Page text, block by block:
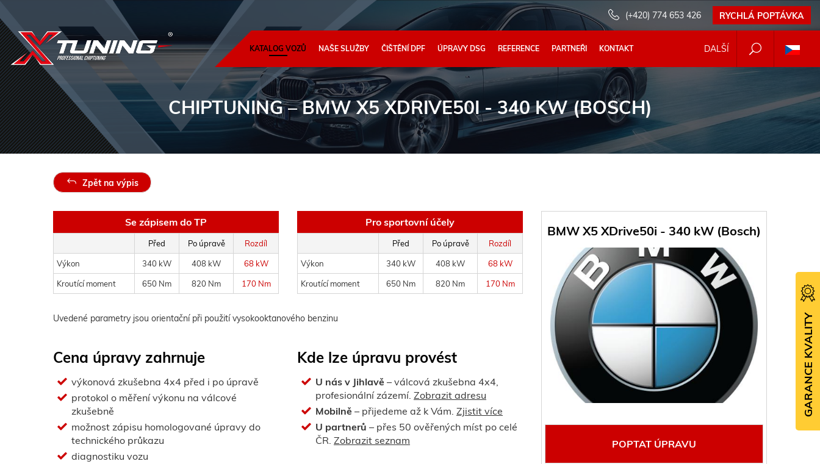
(+420) 774 653 426 RYCHLÁ POPTÁVKA
DALŠÍ
KATALOG VOZŮ NAŠE SLUŽBY ČIŠTĚNÍ DPF ÚPRAVY DSG REFERENCE PARTNEŘI KONTAKT
CHIPTUNING– BMW X5 XDRIVE50I - 340 KW (BOSCH)
Zpět na výpis
BMW X5 XDrive50i - 340 kW (Bosch)
POPTAT ÚPRAVU
Se zápisem do TP
Před Po úpravě Rozdíl
Výkon 340 kW 408 kW 68 kW
Kroutící moment 650 Nm 820 Nm 170 Nm
Pro sportovní účely
Před Po úpravě Rozdíl
Výkon 340 kW 408 kW 68 kW
Kroutící moment 650 Nm 820 Nm 170 Nm
Uvedené parametry jsou orientační při použití vysokooktanového benzinu
Cena úpravy zahrnuje
výkonová zkušebna 4x4 před i po úpravě
protokol o měření výkonu na válcové
zkušebně
možnost zápisu homologované úpravy do
technického průkazu
diagnostiku vozu
Kde lze úpravu provést
U nás v Jihlavě – válcová zkušebna 4x4,
profesionální zázemí. Zobrazit adresu
Mobilně – přijedeme až k Vám. Zjistit více
U partnerů – přes 50 ověřených míst po celé
ČR. Zobrazit seznam
GARANCE KVALITY